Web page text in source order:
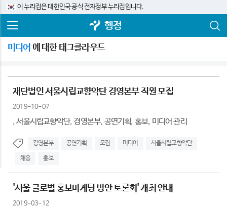
이 누리집은 대한민국 공식 전자정부 누리집입니다.
행정
미디어 에 대한 태그클라우드
재단법인 서울시립교향악단 경영본부 직원 모집
2019-10-07
, 서울시립교향악단, 경영본부, 공연기획, 홍보, 미디어 관리
경영본부 공연기획 모집 미디어 서울시립교향악단
채용 홍보
'서울 글로벌 홍보마케팅 방안 토론회' 개최 안내
2019-03-12